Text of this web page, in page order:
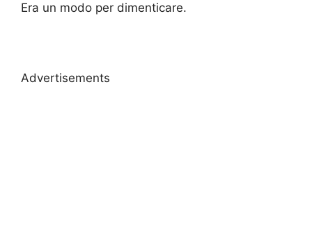
Era un modo per dimenticare.
Advertisements